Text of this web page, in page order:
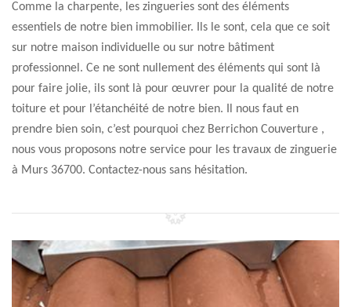
Comme la charpente, les zingueries sont des éléments
essentiels de notre bien immobilier. Ils le sont, cela que ce soit
sur notre maison individuelle ou sur notre bâtiment
professionnel. Ce ne sont nullement des éléments qui sont là
pour faire jolie, ils sont là pour œuvrer pour la qualité de notre
toiture et pour l’étanchéité de notre bien. Il nous faut en
prendre bien soin, c’est pourquoi chez Berrichon Couverture ,
nous vous proposons notre service pour les travaux de zinguerie
à Murs 36700. Contactez-nous sans hésitation.